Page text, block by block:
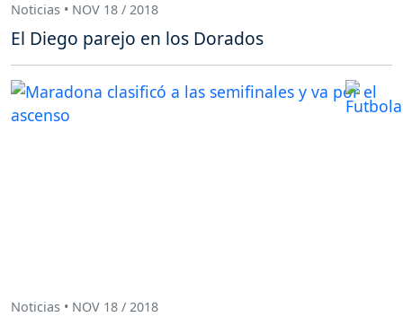
Noticias • NOV 18 / 2018
El Diego parejo en los Dorados
Noticias • NOV 18 / 2018